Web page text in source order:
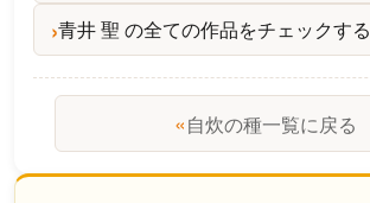
青井 聖 の全ての作品をチェックする
«自炊の種一覧に戻る